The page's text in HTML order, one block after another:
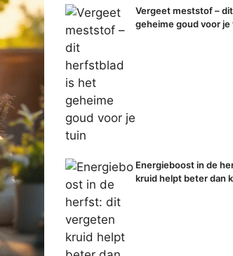
Vergeet meststof –
geheime goud voor je
Energieboost in de
kruid helpt beter dan